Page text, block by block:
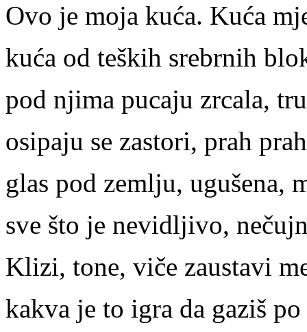
Ovo je moja kuća. Kuća
kuća od teških srebrnih
pod njima pucaju zrcala,
osipaju se zastori, prah
glas pod zemlju, ugušena,
sve što je nevidljivo,
Klizi, tone, viče zaustavi
kakva je to igra da gaziš